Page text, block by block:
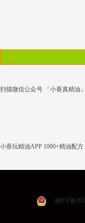
扫描微信公众号 「小香真精油」
小香玩精油APP 1000+精油配方
湘ICP备